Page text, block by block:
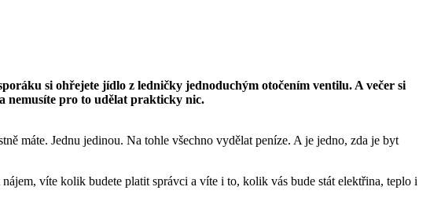
si ohřejete jídlo z ledničky jednoduchým otočením ventilu. A večer si
nemusíte pro to udělat prakticky nic.
máte. Jednu jedinou. Na tohle všechno vydělat peníze. A je jedno, zda je byt
víte kolik budete platit správci a víte i to, kolik vás bude stát elektřina, teplo i